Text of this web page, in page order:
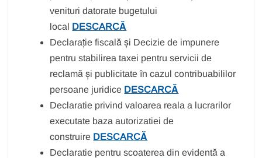
venituri datorate bugetului
local DESCARCĂ
Declarație fiscală și Decizie de impunere
pentru stabilirea taxei pentru servicii de
reclamă și publicitate în cazul contribuabililor
persoane juridice DESCARCĂ
Declaratie privind valoarea reala a lucrarilor
executate baza autorizatiei de
construire DESCARCĂ
Declaratie pentru scoaterea din evidentă a